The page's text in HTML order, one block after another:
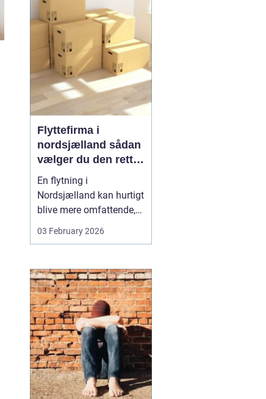
rolle i hverdagen, selv
om vi sjældent tænker
over det. Gennemgang
af varmea...
Flyttefirma i
nordsjælland sådan
vælger du den rette
partner til din
flytning
En flytning i
Nordsjælland kan hurtigt
blive mere omfattende,
end man først tror. Der er
nøgler, flyttekasser,
parkering, møbler der
skal skilles ad, og
ejendele med
affektionsværdi, som
helst skal komme sikkert
frem. Mange vælger
der...
03 February 2026